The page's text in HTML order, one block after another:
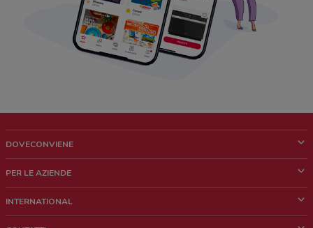
DOVECONVIENE
Chi siamo
PER LE AZIENDE
Richieste commerciali e marketing
INTERNATIONAL